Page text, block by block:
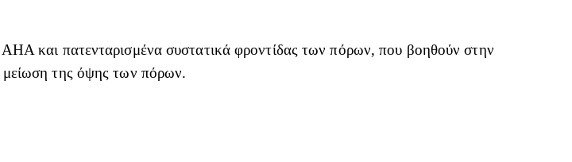
και πατενταρισμένα συστατικά φροντίδας των πόρων, που βοηθούν στην
της όψης των πόρων.